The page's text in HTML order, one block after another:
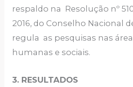
respaldo na Resolução nº
2016, do Conselho Nacional
regula as pesquisas nas
humanas e sociais.
3. RESULTADOS